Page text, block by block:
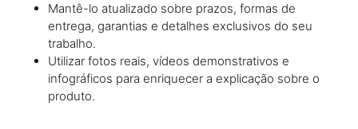
Mantê-lo atualizado sobre prazos, formas de
entrega, garantias e detalhes exclusivos do seu
trabalho.
Utilizar fotos reais, vídeos demonstrativos e
infográficos para enriquecer a explicação sobre o
produto.